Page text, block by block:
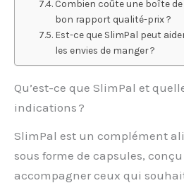
Combien coûte une boîte
bon rapport qualité-prix ?
Est-ce que SlimPal peut
les envies de manger ?
Qu’est-ce que SlimPal et
indications ?
SlimPal est un complément
sous forme de capsules,
accompagner ceux qui